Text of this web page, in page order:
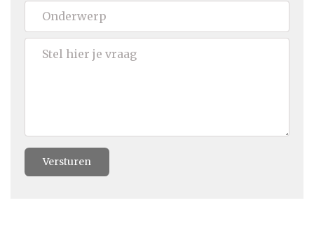
Versturen